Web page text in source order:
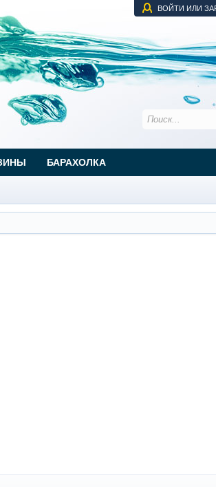
ВОЙТИ ИЛИ
БАРАХОЛКА